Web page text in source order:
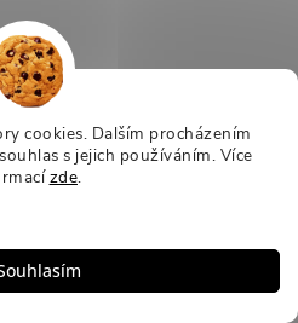
cookies. Dalším procházením
s jejich používáním. Více
zde.